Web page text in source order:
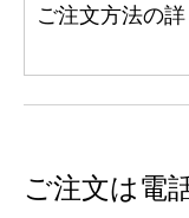
ご注文方法の
ご注文は電